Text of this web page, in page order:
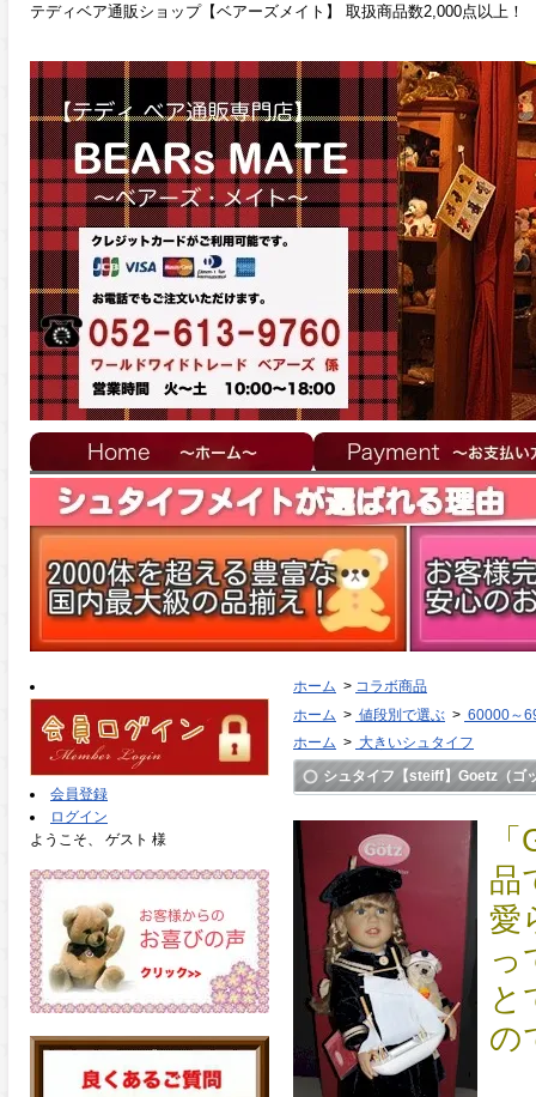
テディベア通販ショップ【ベアーズメイト】 取扱商品数2,000点以上！
会員登録
ログイン
ようこそ、 ゲスト 様
ホーム > コラボ商品
ホーム > 値段別で選ぶ > 60000～
ホーム > 大きいシュタイフ
シュタイフ【steiff】Goetz（
品
愛
っ
と
の